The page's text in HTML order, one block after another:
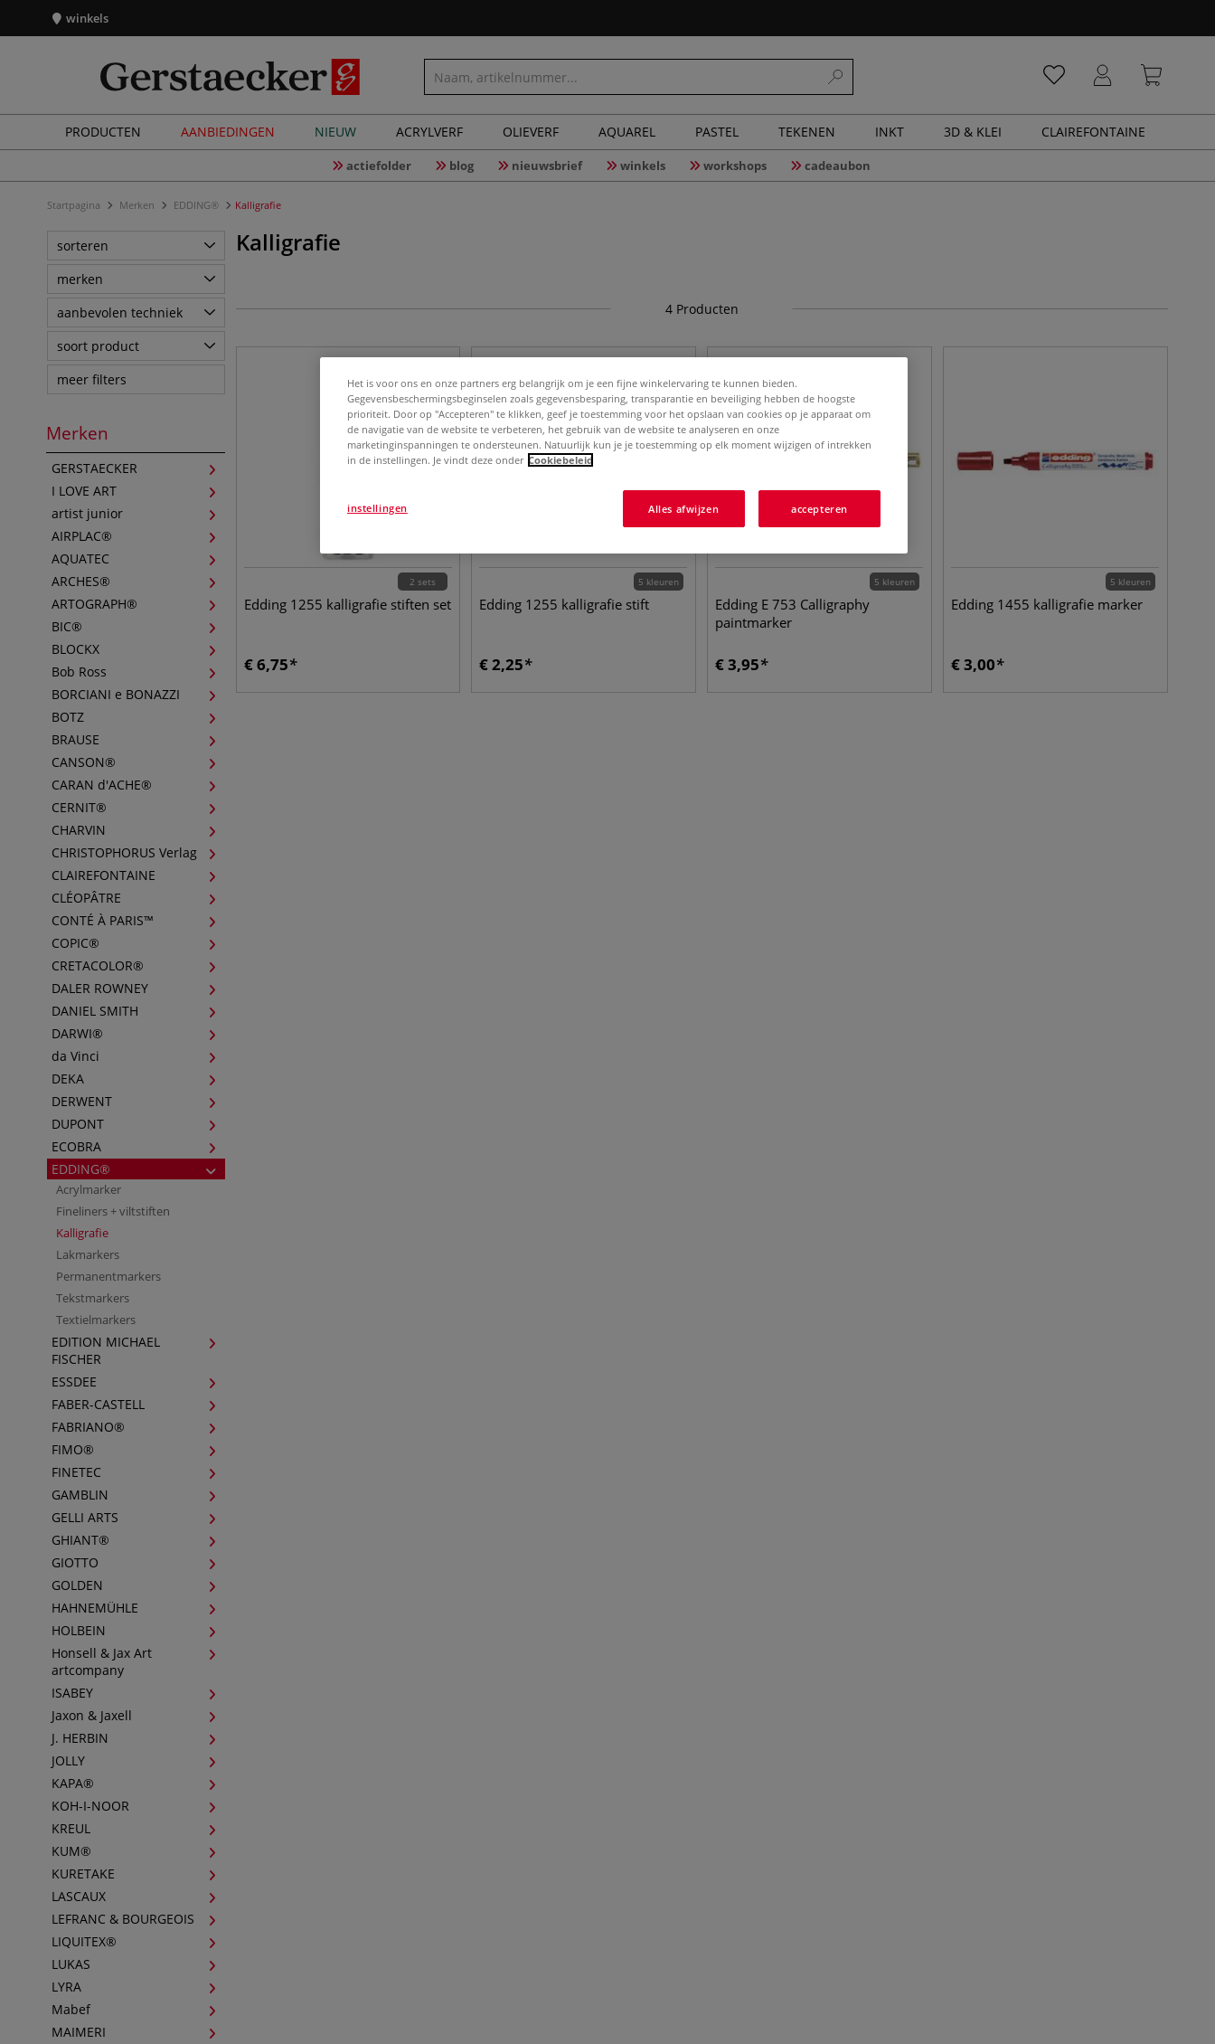
winkels
PRODUCTEN AANBIEDINGEN NIEUW ACRYLVERF OLIEVERF AQUAREL PASTEL TEKENEN INKT 3D & KLEI CLAIREFONTAINE
actiefolder blog nieuwsbrief winkels workshops cadeaubon
Startpagina Merken EDDING® Kalligrafie
sorteren
merken
aanbevolen techniek
soort product
meer filters
Merken
GERSTAECKER
I LOVE ART
artist junior
AIRPLAC®
AQUATEC
ARCHES®
ARTOGRAPH®
BIC®
BLOCKX
Bob Ross
BORCIANI e BONAZZI
BOTZ
BRAUSE
CANSON®
CARAN d'ACHE®
CERNIT®
CHARVIN
CHRISTOPHORUS Verlag
CLAIREFONTAINE
CLÉOPÂTRE
CONTÉ À PARIS™
COPIC®
CRETACOLOR®
DALER ROWNEY
DANIEL SMITH
DARWI®
da Vinci
DEKA
DERWENT
DUPONT
ECOBRA
EDDING®
Acrylmarker
Fineliners + viltstiften
Kalligrafie
Lakmarkers
Permanentmarkers
Tekstmarkers
Textielmarkers
EDITION MICHAEL
FISCHER
ESSDEE
FABER-CASTELL
FABRIANO®
FIMO®
FINETEC
GAMBLIN
GELLI ARTS
GHIANT®
GIOTTO
GOLDEN
HAHNEMÜHLE
HOLBEIN
Honsell & Jax Art
artcompany
ISABEY
Jaxon & Jaxell
J. HERBIN
JOLLY
KAPA®
KOH-I-NOOR
KREUL
KUM®
KURETAKE
LASCAUX
LEFRANC & BOURGEOIS
LIQUITEX®
LUKAS
LYRA
Mabef
MAIMERI
Kalligrafie
4 Producten
2 sets
Edding 1255 kalligrafie stiften set
€6,75
5 kleuren
Edding 1255 kalligrafie stift
€2,25
5 kleuren
Edding E 753 Calligraphy
paintmarker
€3,95
5 kleuren
Edding 1455 kalligrafie marker
€3,00
Het is voor ons en onze partners erg belangrijk om je een fijne winkelervaring te kunnen bieden.
Gegevensbeschermingsbeginselen zoals gegevensbesparing, transparantie en beveiliging hebben de hoogste
prioriteit. Door op "Accepteren" te klikken, geef je toestemming voor het opslaan van cookies op je apparaat om
de navigatie van de website te verbeteren, het gebruik van de website te analyseren en onze
marketinginspanningen te ondersteunen. Natuurlijk kun je je toestemming op elk moment wijzigen of intrekken
in de instellingen. Je vindt deze onder Cookiebeleid
Alles afwijzen accepteren
instellingen